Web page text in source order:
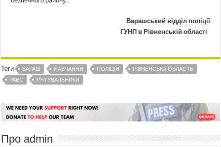
Варашський відділ поліції
ГУНП в Рівненській області
Теги ВАРАШ НАВЧАННЯ ПОЛІЦІЯ
РІВНЕНСЬКА ОБЛАСТЬ
РАЕС
РЯТУВАЛЬНИКИ
Про admin